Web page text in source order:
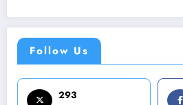
Follow Us
293